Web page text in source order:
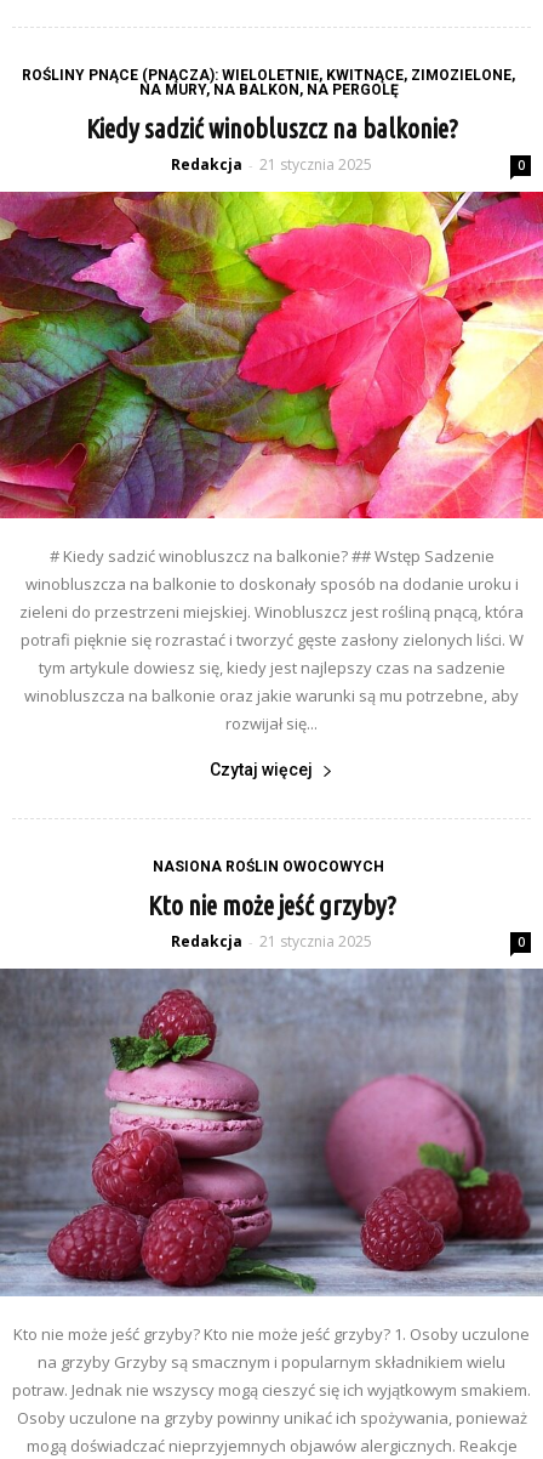
ROŚLINY PNĄCE (PNĄCZA): WIELOLETNIE, KWITNĄCE, ZIMOZIELONE,
NA MURY, NA BALKON, NA PERGOLĘ
Kiedy sadzić winobluszcz na balkonie?
Redakcja - 21 stycznia 2025 0
# Kiedy sadzić winobluszcz na balkonie? ## Wstęp Sadzenie
winobluszcza na balkonie to doskonały sposób na dodanie uroku i
zieleni do przestrzeni miejskiej. Winobluszcz jest rośliną pnącą, która
potrafi pięknie się rozrastać i tworzyć gęste zasłony zielonych liści. W
tym artykule dowiesz się, kiedy jest najlepszy czas na sadzenie
winobluszcza na balkonie oraz jakie warunki są mu potrzebne, aby
rozwijał się...
Czytaj więcej
NASIONA ROŚLIN OWOCOWYCH
Kto nie może jeść grzyby?
Redakcja - 21 stycznia 2025 0
Kto nie może jeść grzyby? Kto nie może jeść grzyby? 1. Osoby uczulone
na grzyby Grzyby są smacznym i popularnym składnikiem wielu
potraw. Jednak nie wszyscy mogą cieszyć się ich wyjątkowym smakiem.
Osoby uczulone na grzyby powinny unikać ich spożywania, ponieważ
mogą doświadczać nieprzyjemnych objawów alergicznych. Reakcje